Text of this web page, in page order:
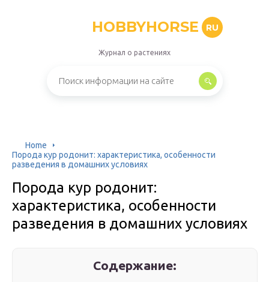
HOBBYHORSE RU
Журнал о растениях
Home
Порода кур родонит: характеристика, особенности
разведения в домашних условиях
Порода кур родонит:
характеристика, особенности
разведения в домашних условиях
Содержание: